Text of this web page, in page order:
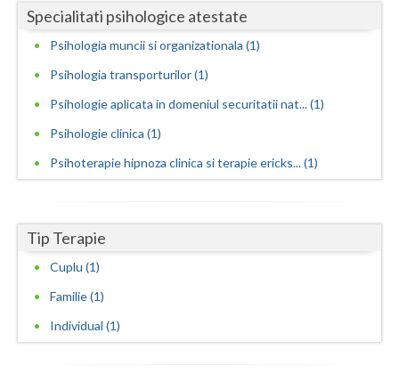
VasluiExaminare psihologica in vederea autorizarii e... (1)
Examinare si avizare psihologica in vederea ang... (1)
Examinare si avizare psihologica in vederea obt... (1)
Examinare si avizare psihologica in vederea obt... (1)
Examinare si avizare psihologica in vederea obt... (1)
Expertiza psihologica clinica (1)
Specialitati psihologice atestate
Psihologia muncii si organizationala (1)
Psihologia transporturilor (1)
Psihologie aplicata in domeniul securitatii nat... (1)
Psihologie clinica (1)
Psihoterapie hipnoza clinica si terapie ericks... (1)
Tip Terapie
Cuplu (1)
Familie (1)
Individual (1)